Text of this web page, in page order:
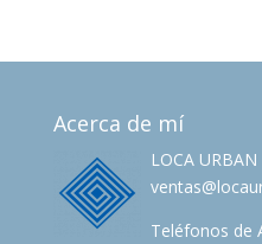
Acerca de mí
LOCA
Teléfonos de